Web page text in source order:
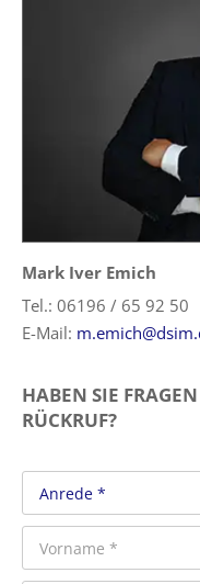
Mark Iver Emich
Tel.: 06196 / 65 92 50
E-Mail:
HABEN SIE
RÜCKRUF?